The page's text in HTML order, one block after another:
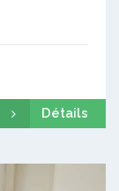
Détails